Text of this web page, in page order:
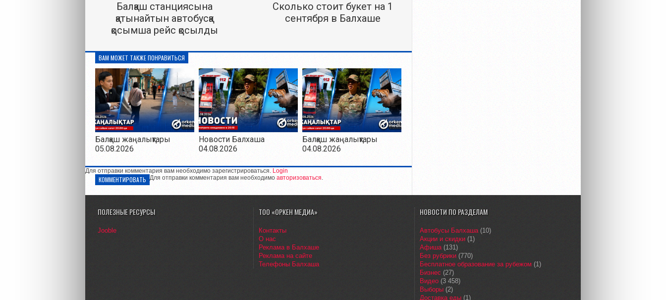
Балқаш станциясына
қатынайтын автобусқа
қосымша рейс қосылды
Сколько стоит букет на 1
сентября в Балхаше
ВАМ МОЖЕТ ТАКЖЕ ПОНРАВИТЬСЯ
Балқаш жаңалықтары
05.08.2026
Новости Балхаша
04.08.2026
Балқаш жаңалықтары
04.08.2026
Для отправки комментария вам необходимо зарегистрироваться. Login
КОММЕНТИРОВАТЬ Для отправки комментария вам необходимо авторизоваться.
ПОЛЕЗНЫЕ РЕСУРСЫ
Jooble
ТОО «ОРКЕН МЕДИА»
Контакты
О нас
Реклама в Балхаше
Реклама на сайте
Телефоны Балхаша
НОВОСТИ ПО РАЗДЕЛАМ
Автобусы Балхаша(10)
Акции и скидки (1)
Афиша(131)
Без рубрики (770)
Бесплатное образование за рубежом (1)
Бизнес (27)
Видео (3 458)
Выборы (2)
Доставка еды (1)